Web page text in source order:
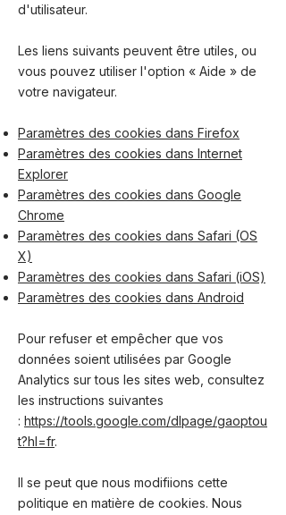
d'utilisateur.
Les liens suivants peuvent être utiles, ou
vous pouvez utiliser l'option « Aide » de
votre navigateur.
Paramètres des cookies dans Firefox
Paramètres des cookies dans Internet
Explorer
Paramètres des cookies dans Google
Chrome
Paramètres des cookies dans Safari (OS
X)
Paramètres des cookies dans Safari (iOS)
Paramètres des cookies dans Android
Pour refuser et empêcher que vos
données soient utilisées par Google
Analytics sur tous les sites web, consultez
les instructions suivantes
: https://tools.google.com/dlpage/gaoptou
t?hl=fr.
Il se peut que nous modifiions cette
politique en matière de cookies. Nous